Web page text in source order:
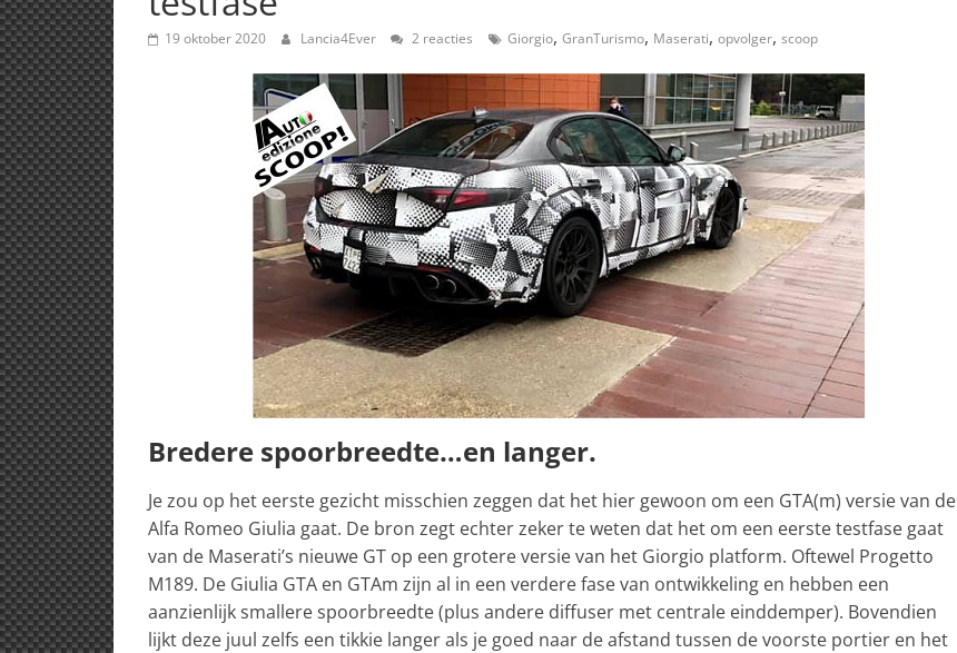
19 oktober 2020 Lancia4Ever 2 reacties Giorgio, GranTurismo, Maserati, opvolger, scoop
Bredere spoorbreedte…en langer.
Je zou op het eerste gezicht misschien zeggen dat het hier gewoon om een GTA(m) versie van de
Alfa Romeo Giulia gaat. De bron zegt echter zeker te weten dat het om een eerste testfase gaat
van de Maserati’s nieuwe GT op een grotere versie van het Giorgio platform. Oftewel Progetto
M189. De Giulia GTA en GTAm zijn al in een verdere fase van ontwikkeling en hebben een
aanzienlijk smallere spoorbreedte (plus andere diffuser met centrale einddemper). Bovendien
lijkt deze juul zelfs een tikkie langer als je goed naar de afstand tussen de voorste portier en het